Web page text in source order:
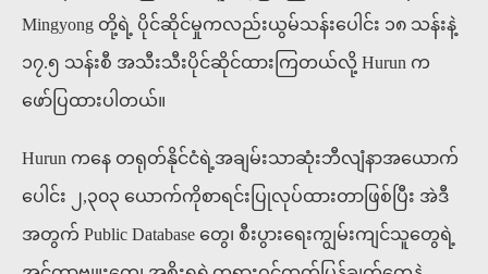
Mingyong တို့ရဲ့ ပိုင်ဆိုင်မှုကလည်းယွမ်သန်းပေါင်း ၁၈ သန်းနဲ့
၁၇.၅ သန်းစီ အသီးသီးပိုင်ဆိုင်ထားကြတယ်လို့ Hurun က
ဖော်ပြထားပါတယ်။
Hurun ကနေ တရုတ်နိုင်ငံရဲ့အချမ်းသာဆုံးဘီလျံနာအယောက်
ပေါင်း ၂,၃၀၃ ယောက်ကိုစာရင်းပြုလုပ်ထားတာဖြစ်ပြီး အဲဒီ
အတွက် Public Database တွေ၊ စီးပွားရေးကျွမ်းကျင်သူတွေရဲ့